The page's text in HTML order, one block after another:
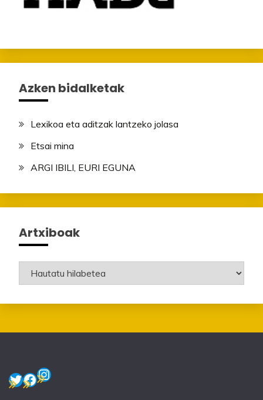
Azken bidalketak
Lexikoa eta aditzak lantzeko jolasa
Etsai mina
ARGI IBILI, EURI EGUNA
Artxiboak
Artxiboak
Twitter
Facebook
Instagram